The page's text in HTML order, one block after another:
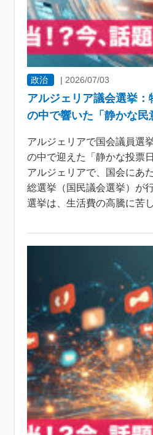
政治 | 2026/07/03
アルジェリア議会選挙
の中で響いた「静かな民
アルジェリアで国会議員
の中で迎えた「静かな投票
アルジェリアで、国会にあ
総選挙（国民議会選挙）が
選挙は、生活費の高騰に苦